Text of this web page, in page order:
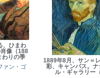
、ひまわ
像（188
わりの季
ァン・ゴ
1889年8月、サン＝
彩、キャンバス。ナ
ル・ギャラリー